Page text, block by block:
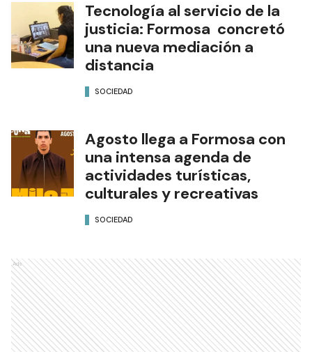
Tecnología al servicio de la
justicia: Formosa concretó
una nueva mediación a
distancia
SOCIEDAD
Agosto llega a Formosa con
una intensa agenda de
actividades turísticas,
culturales y recreativas
SOCIEDAD
Ads